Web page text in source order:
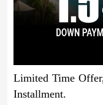
Limited Time
Installment.